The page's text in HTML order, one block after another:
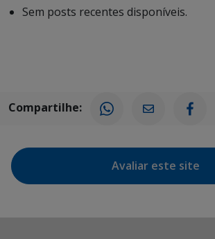
Sem posts recentes disponíveis.
Compartilhe:
Avaliar este site